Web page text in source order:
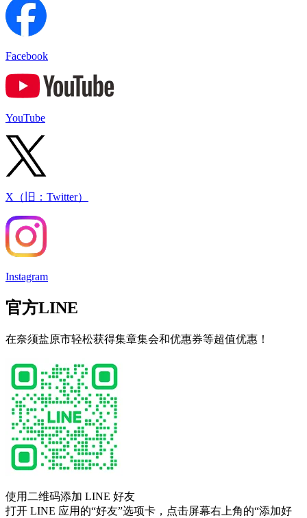
Facebook
YouTube
X（旧：Twitter）
Instagram
官方LINE
在奈须盐原市轻松获得集章集会和优惠券等超值优惠！
使用二维码添加 LINE 好友
打开 LINE 应用的“好友”选项卡，点击屏幕右上角的“添加好